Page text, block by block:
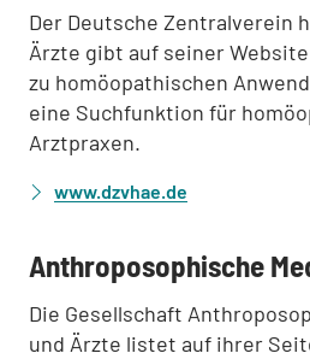
Der Deutsche Zentralverein
Ärzte gibt auf seiner
zu homöopathischen
eine Suchfunktion für
Arztpraxen.
www.dzvhae.de
:
Anthroposophische
Die Gesellschaft
und Ärzte listet auf ihrer